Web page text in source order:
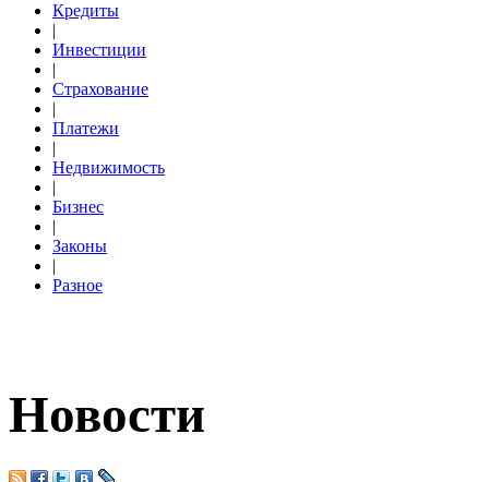
Кредиты
|
Инвестиции
|
Страхование
|
Платежи
|
Недвижимость
|
Бизнес
|
Законы
|
Разное
Новости